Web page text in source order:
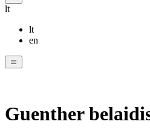
lt
lt
en
Guenther